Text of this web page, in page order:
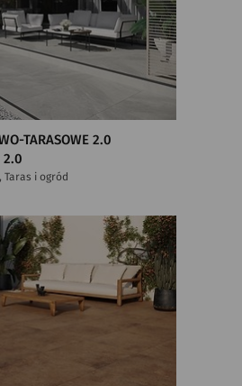
TARASOWE 2.0
2.0
Taras i ogród